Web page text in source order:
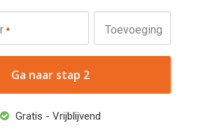
* Toevoeging
Gratis - Vrijblijvend